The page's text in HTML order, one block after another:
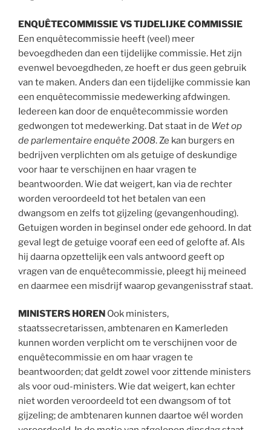
ENQUÊTECOMMISSIEVS TIJDELIJKE COMMISSIE
Een enquêtecommissie heeft (veel) meer
bevoegdheden dan een tijdelijke commissie. Het zijn
evenwel bevoegdheden, ze hoeft er dus geen gebruik
van te maken. Anders dan een tijdelijke commissie kan
een enquêtecommissie medewerking afdwingen.
Iedereen kan door de enquêtecommissie worden
gedwongen tot medewerking. Dat staat in de Wet op
de parlementaire enquête 2008. Ze kan burgers en
bedrijven verplichten om als getuige of deskundige
voor haar te verschijnen en haar vragen te
beantwoorden. Wie dat weigert, kan via de rechter
worden veroordeeld tot het betalen van een
dwangsom en zelfs tot gijzeling (gevangenhouding).
Getuigen worden in beginsel onder ede gehoord. In dat
geval legt de getuige vooraf een eed of gelofte af. Als
hij daarna opzettelijk een vals antwoord geeft op
vragen van de enquêtecommissie, pleegt hij meineed
en daarmee een misdrijf waarop gevangenisstraf staat.
MINISTERS HOREN Ook ministers,
staatssecretarissen, ambtenaren en Kamerleden
kunnen worden verplicht om te verschijnen voor de
enquêtecommissie en om haar vragen te
beantwoorden; dat geldt zowel voor zittende ministers
als voor oud-ministers. Wie dat weigert, kan echter
niet worden veroordeeld tot een dwangsom of tot
gijzeling; de ambtenaren kunnen daartoe wél worden